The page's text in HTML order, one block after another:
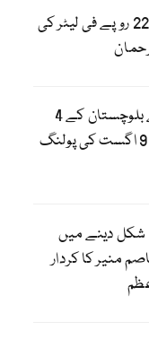
پیٹرول کی قیمت 228 روپے فی لیٹر کی
الیکشن کمیشن نے بلوچستان کے 4
بلدیاتی حلقوں میں 9 اگست کی پولنگ
دینے میں
منیر کا کردار